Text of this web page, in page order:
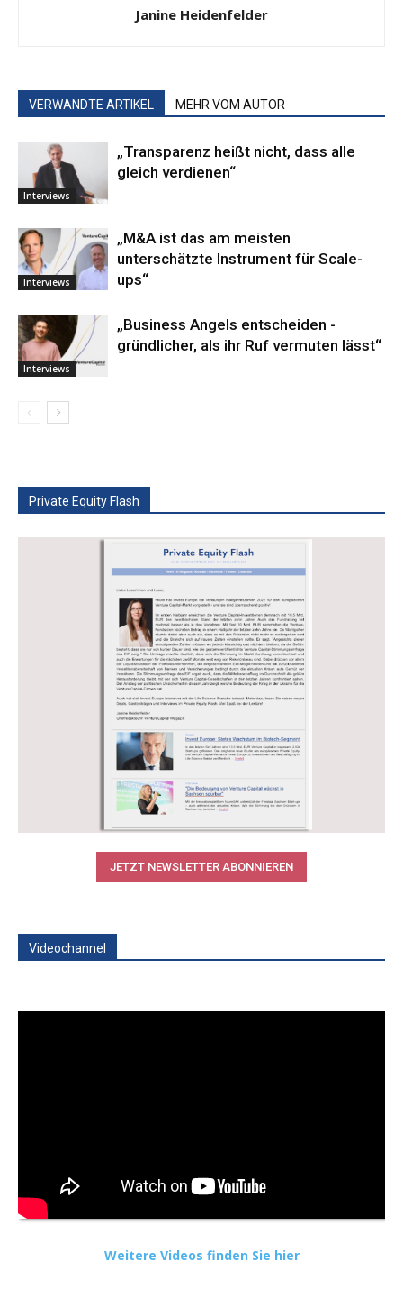
Janine Heidenfelder
VERWANDTE ARTIKEL MEHR VOM AUTOR
Interviews
„Transparenz heißt nicht, dass alle
gleich verdienen“
Interviews
„M&A ist das am meisten
unterschätzte Instrument für Scale-
ups“
Interviews
„Business ­Angels ­entscheiden ­
gründlicher, als ihr Ruf vermuten lässt“
Private Equity Flash
JETZT NEWSLETTER ABONNIEREN
Videochannel
Weitere Videos finden Sie hier